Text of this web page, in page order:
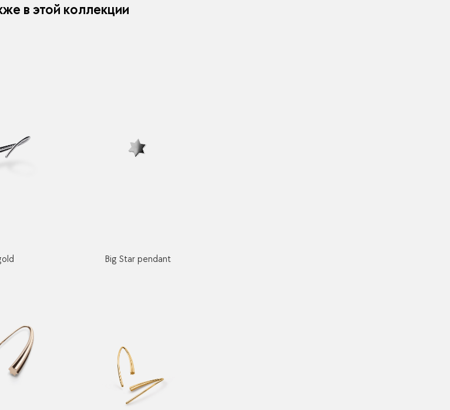
в этой коллекции
Big Star pendant